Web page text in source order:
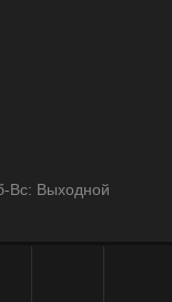
Вс: Выходной